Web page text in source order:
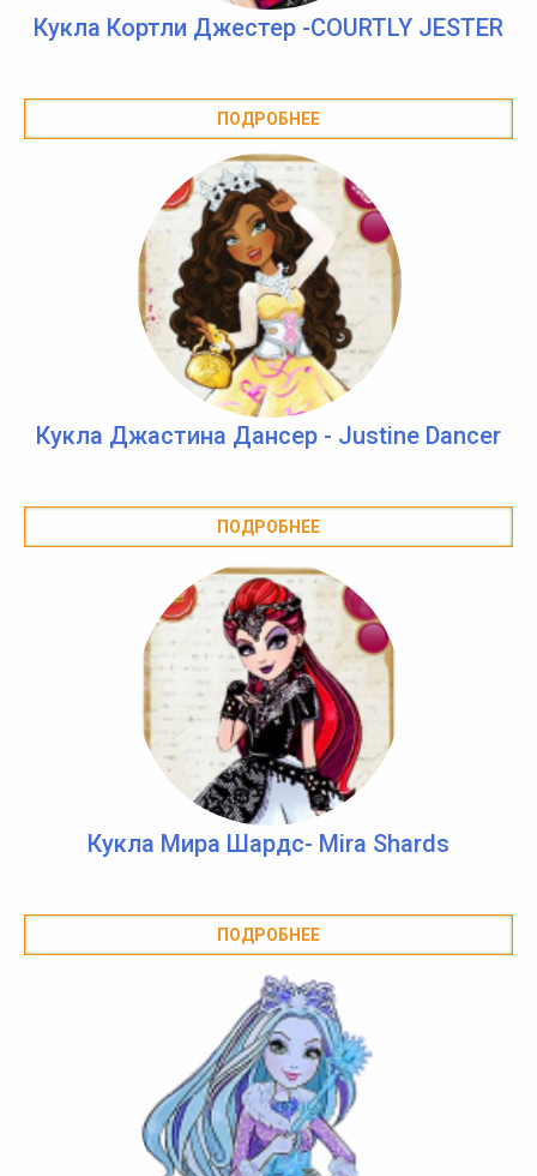
Кукла Кортли Джестер -COURTLY JESTER
ПОДРОБНЕЕ
Кукла Джастина Дансер - Justine Dancer
ПОДРОБНЕЕ
Кукла Мира Шардс- Mira Shards
ПОДРОБНЕЕ